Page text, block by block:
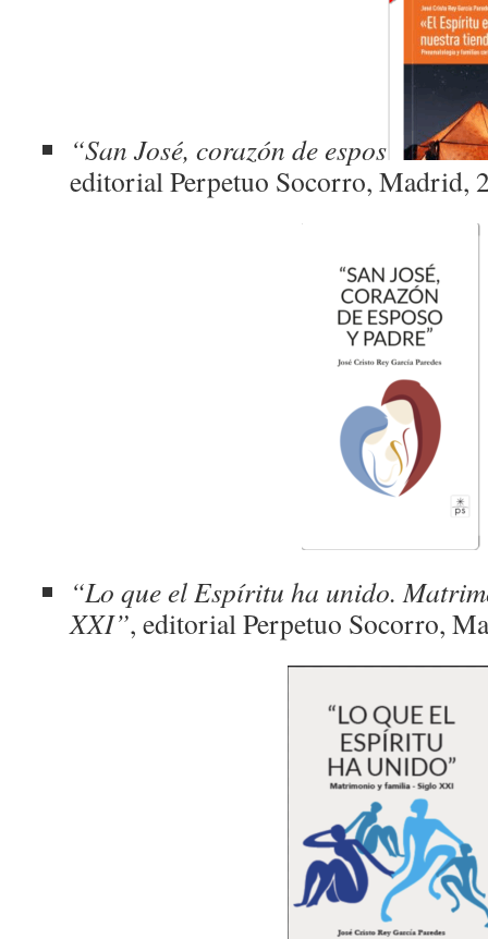
“San José, corazón de espos
editorial Perpetuo Socorro, Madrid,
“Lo que el Espíritu ha unido.
XXI”, editorial Perpetuo Socorro,